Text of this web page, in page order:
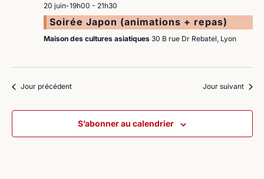
20 juin-19h00 - 21h30
Soirée Japon (animations + repas)
Maison des cultures asiatiques 30 B rue Dr Rebatel, Lyon
Jour précédent Jour suivant
S’abonner au calendrier